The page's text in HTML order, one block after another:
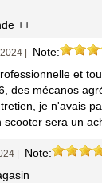
++
| Note:
et
des mécanos
je n'avais
scooter sera un
| Note: